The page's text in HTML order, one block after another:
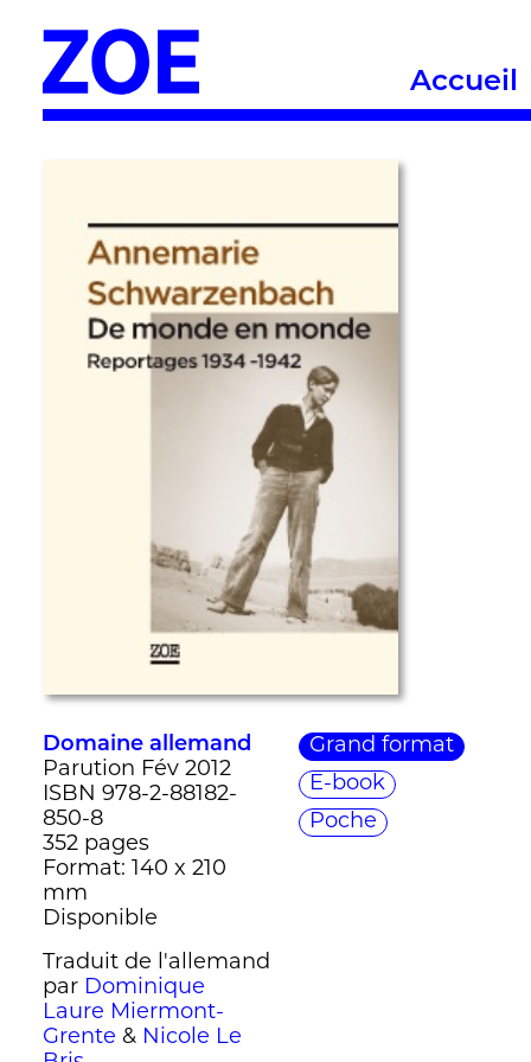
Accueil
Domaine allemand
Parution Fév 2012
ISBN 978-2-88182-
850-8
352 pages
Format: 140 x 210
mm
Disponible
Traduit de l'allemand
par Dominique
Laure Miermont-
Grente & Nicole Le
Grand format
E-book
Poche